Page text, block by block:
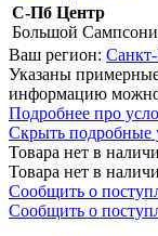
С-Пб Центр
Большой
Ваш регион:
Указаны
информацию можно
Подробнее про
Скрыть подробные
Товара нет в
Товара нет в
Сообщить о
Сообщить о